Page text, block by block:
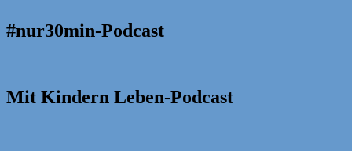
#nur30min-Podcast
Mit Kindern Leben-Podcast